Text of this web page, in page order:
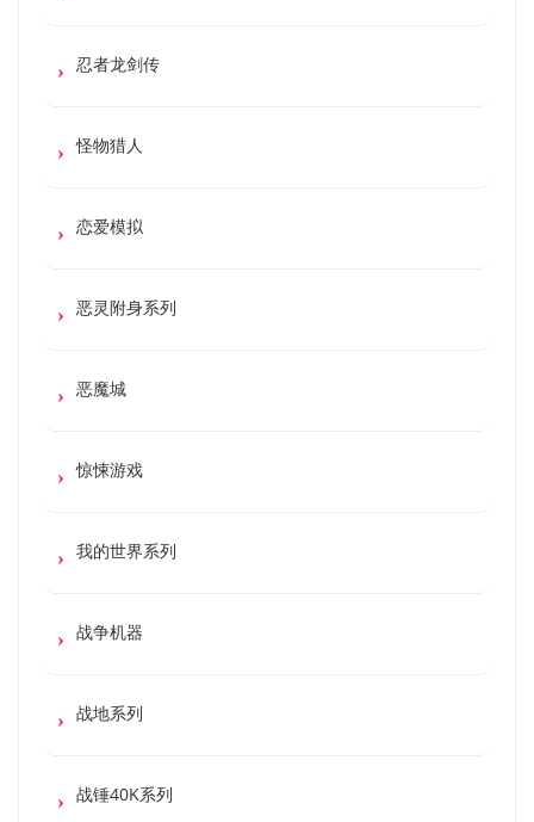
忍者龙剑传
怪物猎人
恋爱模拟
恶灵附身系列
恶魔城
惊悚游戏
我的世界系列
战争机器
战地系列
战锤40K系列